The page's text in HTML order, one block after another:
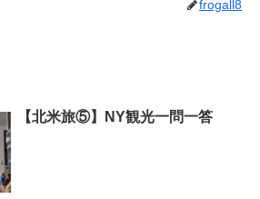
frogall8
【北米旅⑤】NY観光一問一答